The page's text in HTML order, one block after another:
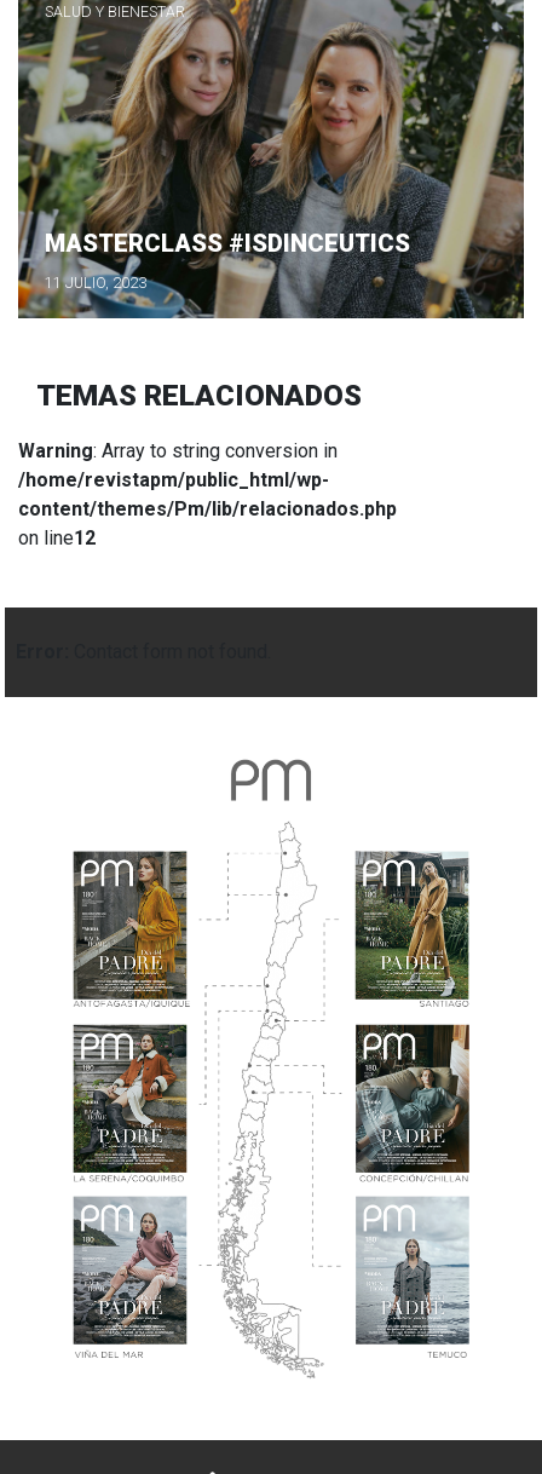
SALUD Y BIENESTAR
MASTERCLASS #ISDINCEUTICS
11 JULIO, 2023
TEMAS RELACIONADOS
Warning: Array to string conversion in
/home/revistapm/public_html/wp-
content/themes/Pm/lib/relacionados.php
on line12